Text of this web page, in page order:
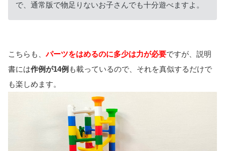
で、通常版で物足りないお子さんでも十分遊べますよ。
こちらも、パーツをはめるのに多少は力が必要ですが、説明
書には作例が14例 も載っているので、それを真似するだけで
も楽しめます。